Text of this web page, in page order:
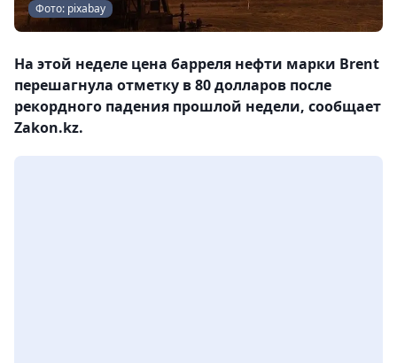
Фото: pixabay
На этой неделе цена барреля нефти марки Brent
перешагнула отметку в 80 долларов после
рекордного падения прошлой недели, сообщает
Zakon.kz.